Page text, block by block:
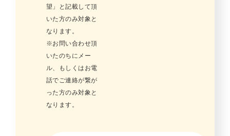
望」と記載して頂
いた方のみ対象と
なります。
※お問い合わせ頂
いたのちにメー
ル、もしくはお電
話でご連絡が繋が
った方のみ対象と
なります。